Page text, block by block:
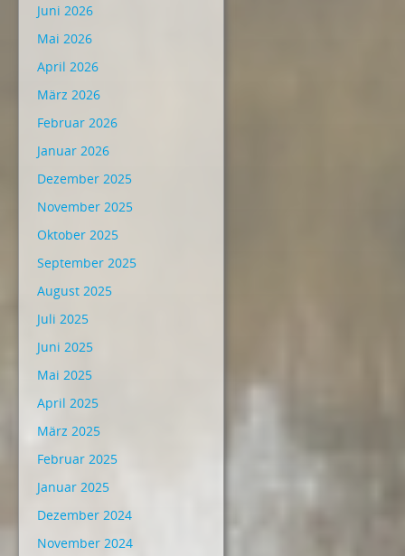
Juni 2026
Mai 2026
April 2026
März 2026
Februar 2026
Januar 2026
Dezember 2025
November 2025
Oktober 2025
September 2025
August 2025
Juli 2025
Juni 2025
Mai 2025
April 2025
März 2025
Februar 2025
Januar 2025
Dezember 2024
November 2024